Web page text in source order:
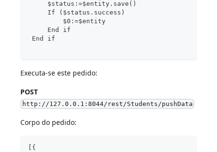
     $status:=$entity.save()
     If ($status.success)
         $0:=$entity
     End if
End if
Executa-se este pedido:
POST
http://127.0.0.1:8044/rest/Students/pushData
Corpo do pedido:
[{